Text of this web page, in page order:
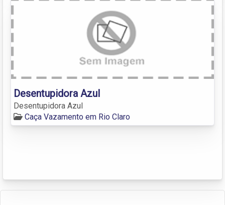
Desentupidora Azul
Desentupidora Azul
Caça Vazamento em Rio Claro